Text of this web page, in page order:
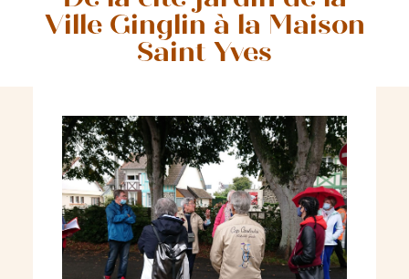
Ville Ginglin à la Maison
Saint Yves